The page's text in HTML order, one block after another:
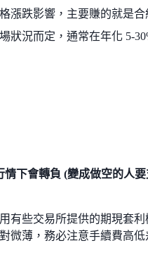
漲跌影響，主要賺的就是合
狀況而定，通常在年化 5-
下會轉負 (變成做空的人要
有些交易所提供的期現套利
微薄，務必注意手續費高低